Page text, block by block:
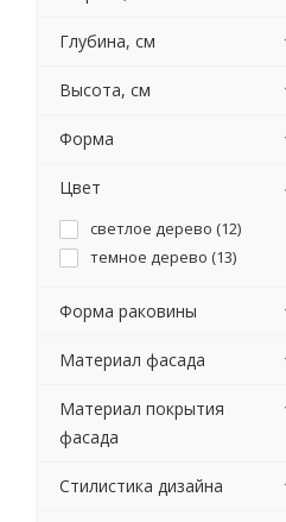
Black&White (
Caprigo (
Cezares (
Comforty (
Damixa ( 9)
De Aqua (3)
Diwo (25)
Dreja (32
Duravit (4)
Emmy (
Hatria (1)
Глубина, см
Высота, см
Форма
Цвет
светлое дерево (12)
темное дерево (13)
Форма раковины
Материал фасада
Материал покрытия
фасада
Стилистика дизайна